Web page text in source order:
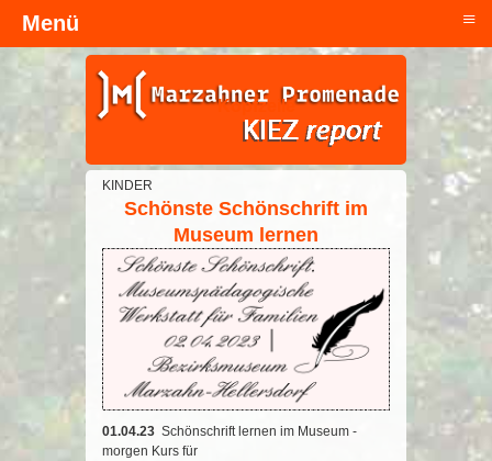
Kopfzeile
KINDER
Schönste Schönschrift im
Museum lernen
01.04.23 Schönschrift lernen im Museum -
morgen Kurs für
Menü ≡